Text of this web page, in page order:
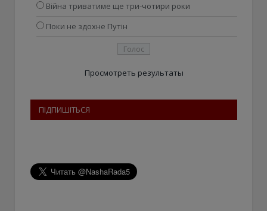
Війна триватиме ще три-чотири роки
Поки не здохне Путін
Просмотреть результаты
ПІДПИШІТЬСЯ